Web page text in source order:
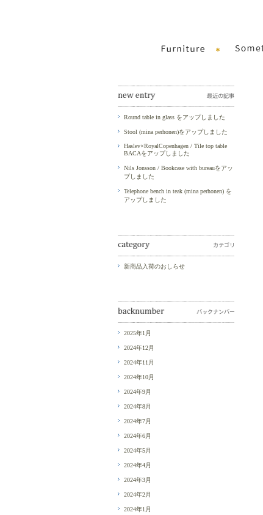
Round table in glass をアップしました
Stool (mina perhonen)をアップしました
Haslev×RoyalCopenhagen / Tile top table
BACAをアップしました
Nils Jonsson / Bookcase with bureauをアッ
プしました
Telephone bench in teak (mina perhonen) を
アップしました
新商品入荷のおしらせ
2025年1月
2024年12月
2024年11月
2024年10月
2024年9月
2024年8月
2024年7月
2024年6月
2024年5月
2024年4月
2024年3月
2024年2月
2024年1月